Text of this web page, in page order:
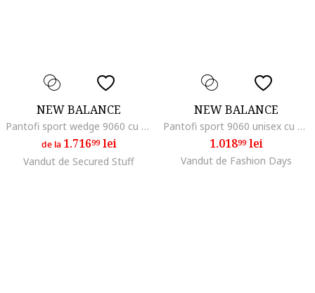
NEW BALANCE
Pantofi sport wedge 9060 cu model unisex si segmente din piele intoarsa, Bej inchis
de la 1.71699lei
Vandut de Secured Stuff
NEW BALANCE
Pantofi sport 9060 unisex cu garnituri din plasa, Gri/Argintiu
1.01899lei
Vandut de Fashion Days